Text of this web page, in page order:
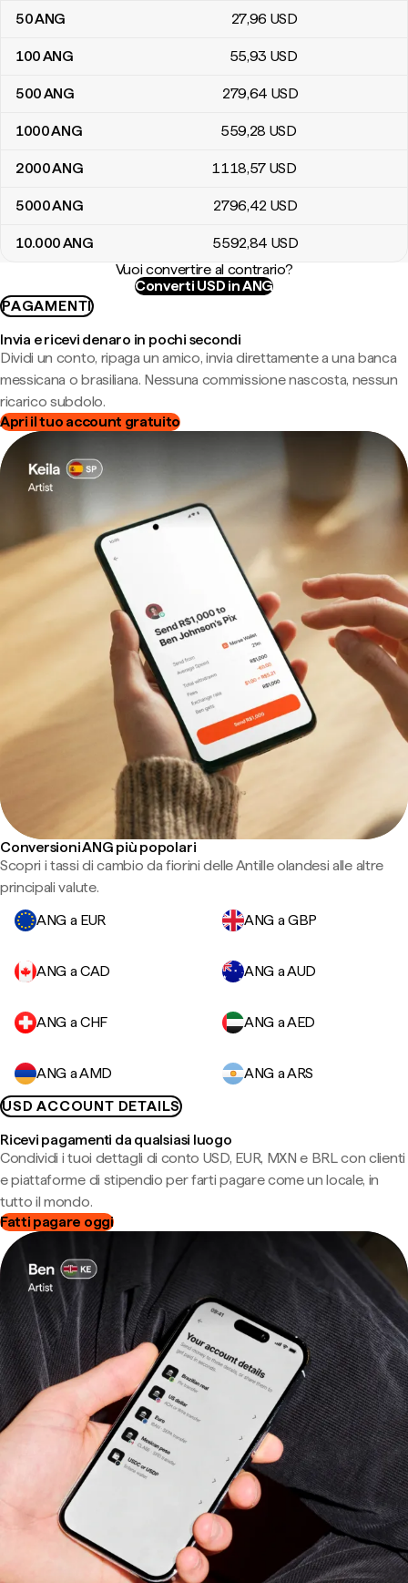
50ANG 27,96 USD
100ANG 55,93 USD
500ANG 279,64 USD
1000ANG 559,28 USD
2000ANG 1118,57 USD
5000ANG 2796,42 USD
10.000ANG 5592,84 USD
Vuoi convertire al contrario?
Converti USD in ANG
PAGAMENTI
Invia e ricevi denaro in pochi secondi
Dividi un conto, ripaga un amico, invia direttamente a una banca
messicana o brasiliana. Nessuna commissione nascosta, nessun
ricarico subdolo.
Apri il tuo account gratuito
Conversioni ANG più popolari
Scopri i tassi di cambio da fiorini delle Antille olandesi alle altre
principali valute.
ANG a EUR
ANG a GBP
ANG a CAD ANG a AUD
ANG a CHF ANG a AED
ANG a AMD
ANG a ARS
USD ACCOUNT DETAILS
Ricevi pagamenti da qualsiasi luogo
Condividi i tuoi dettagli di conto USD, EUR, MXN e BRL con clienti
e piattaforme di stipendio per farti pagare come un locale, in
tutto il mondo.
Fatti pagare oggi